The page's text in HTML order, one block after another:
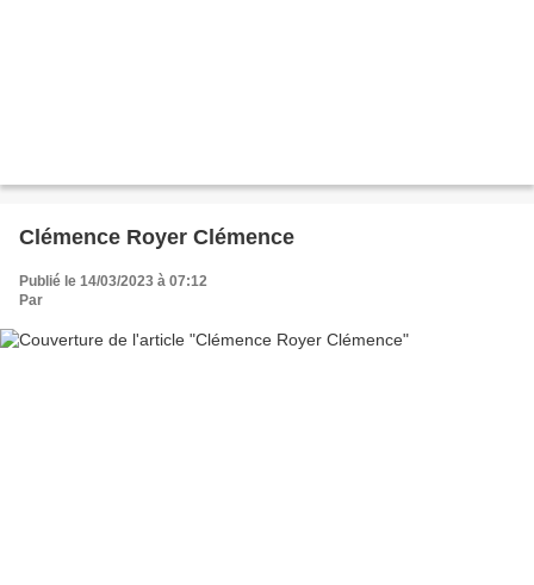
Clémence Royer Clémence
Publié le 14/03/2023 à 07:12
Par